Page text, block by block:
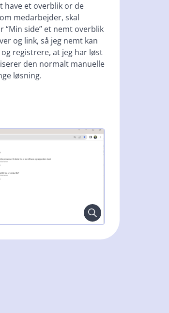
have et overblik or de
medarbejder, skal
“Min side” et nemt overblik
og link, så jeg nemt kan
registrere, at jeg har løst
den normalt manuelle
løsning.